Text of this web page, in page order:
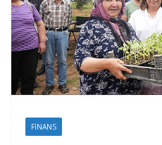
FINANS